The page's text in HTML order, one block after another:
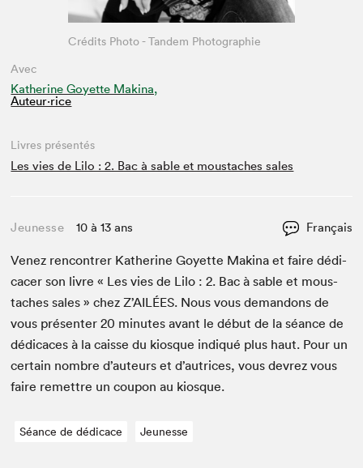
Avec
Katherine Goyette Makina,
Auteur·rice
Crédits Photo - Tandem Photographie
Livres présentés
Les vies de Lilo : 2. Bac à sable et moustaches sales
Jeunesse 10 à 13 ans Français
Venez ren­con­tr­er Kather­ine Goyette Mak­i­na et faire dédi­
cac­er son livre « Les vies de Lilo :2. Bac à sable et mous­
tach­es sales » chez Z’AILÉES. Nous vous deman­dons de
vous présen­ter20 min­utes avant le début de la séance de
dédi­caces à la caisse du kiosque indiqué plus haut. Pour un
cer­tain nom­bre d’auteurs et d’autrices, vous devrez vous
faire remet­tre un coupon au kiosque.
Séance de dédicace Jeunesse